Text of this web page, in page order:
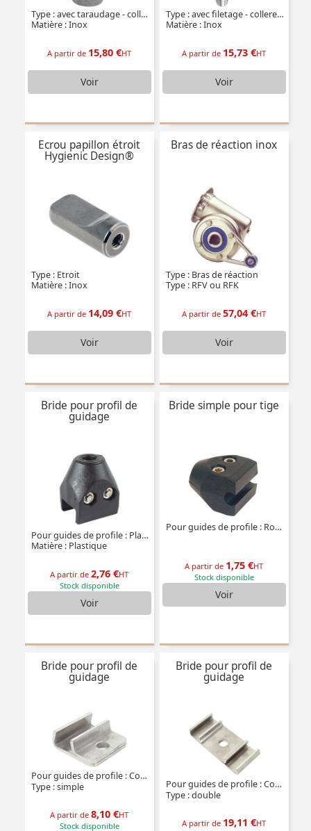
Type : avec taraudage - collerette haute
Matière : Inox
A partir de 15,80 €HT
Voir
Type : avec filetage - collerette haute
Matière : Inox
A partir de 15,73 €HT
Voir
Ecrou papillon étroit
Hygienic Design®
Type : Etroit
Matière : Inox
A partir de 14,09 €HT
Voir
Bras de réaction inox
Type : Bras de réaction
Type : RFV ou RFK
A partir de57,04 €HT
Voir
Bride pour profil de
guidage
Pour guides de profile : Plat ou conique
Matière : Plastique
A partir de2,76 €HT
Stock disponible
Voir
Bride simple pour tige
Pour guides de profile : Rond
A partir de 1,75 €HT
Stock disponible
Voir
Bride pour profil de
guidage
Pour guides de profile : Conique simple
Type : simple
A partir de8,10 €HT
Stock disponible
Bride pour profil de
guidage
Pour guides de profile : Conique double
Type : double
A partir de 19,11 €HT